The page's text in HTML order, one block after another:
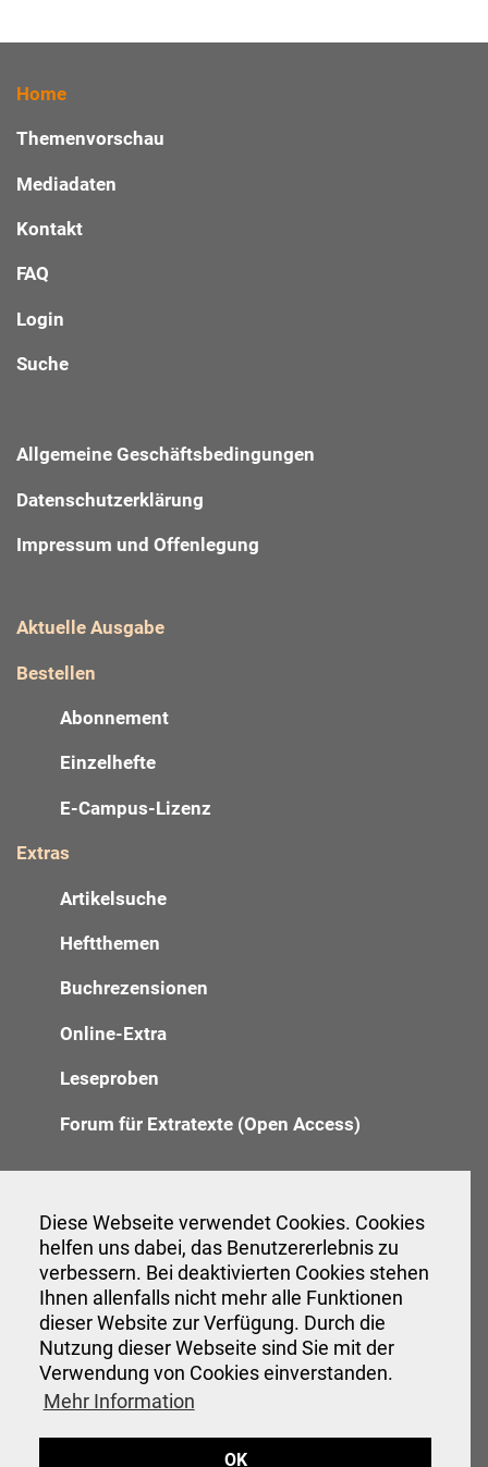
Diese Webseite verwendet Cookies. Cookies
helfen uns dabei, das Benutzererlebnis zu
verbessern. Bei deaktivierten Cookies stehen
Ihnen allenfalls nicht mehr alle Funktionen
dieser Website zur Verfügung. Durch die
Nutzung dieser Webseite sind Sie mit der
Verwendung von Cookies einverstanden.
Mehr Information
OK
Home
Themenvorschau
Mediadaten
Kontakt
FAQ
Login
Suche
Allgemeine Geschäftsbedingungen
Datenschutzerklärung
Impressum und Offenlegung
Aktuelle Ausgabe
Bestellen
Abonnement
Einzelhefte
E-Campus-Lizenz
Extras
Artikelsuche
Heftthemen
Buchrezensionen
Online-Extra
Leseproben
Forum für Extratexte (Open Access)
Anzeigenannahme
Verwaltung
Veranstaltungen